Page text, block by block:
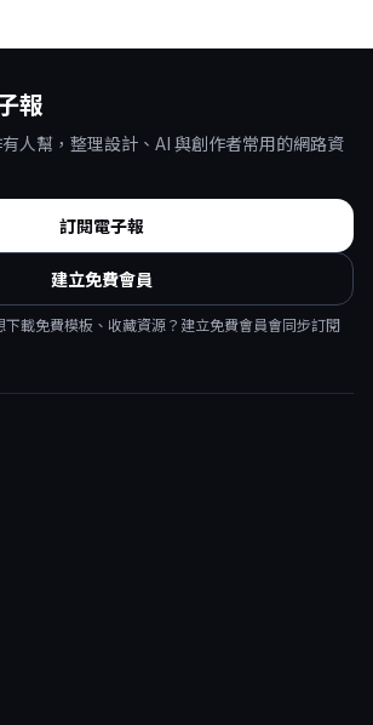
報
人幫，整理設計、AI 與創作者常用的網路資
訂閱電子報
建立免費會員
下載免費模板、收藏資源？建立免費會員會同步訂閱